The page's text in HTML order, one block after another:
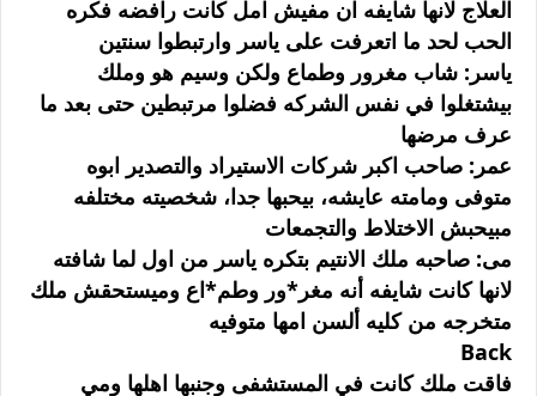
العلاج لانها شايفه ان مفيش امل كانت رافضه فكره
الحب لحد ما اتعرفت على ياسر وارتبطوا سنتين
ياسر: شاب مغرور وطماع ولكن وسيم هو وملك
بيشتغلوا في نفس الشركه فضلوا مرتبطين حتى بعد ما
عرف مرضها
عمر: صاحب اكبر شركات الاستيراد والتصدير ابوه
متوفى ومامته عايشه، بيحبها جدا، شخصيته مختلفه
مبيحبش الاختلاط والتجمعات
مى: صاحبه ملك الانتيم بتكره ياسر من اول لما شافته
لانها كانت شايفه أنه مغر*ور وطم*اع وميستحقش ملك
متخرجه من كليه ألسن امها متوفيه
Back
فاقت ملك كانت في المستشفى وجنبها اهلها ومي